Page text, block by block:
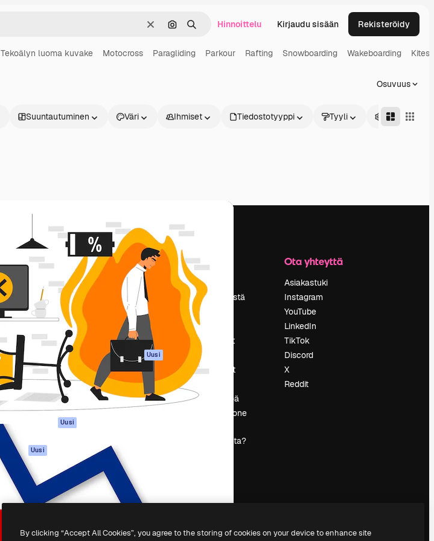
SelkeäHae kuvan perusteella
Haku Hinnoittelu Kirjaudu sisään Rekisteröidy
Tekoälyn luoma kuvake Motocross Paragliding Parkour Rafting Snowboarding Wakeboarding
Osuvuus
Suuntautuminen Väri Ihmiset Tiedostotyyppi Tyyli Edistynyt
Tuotteet
Spaces
Tekoälyavustaja
Tekoälyllä toimiva
kuvageneraattori
Tekoälyllä toimiva
videogeneraattori
Tekoälyllä toimiva
äänigeneraattori
Kuvapankkisisältö
MCP
Claudelle ja
ChatGPT:lle
Uusi
Agentit Uusi
API
Mobiilisovellus
Kaikki Magnific-
työkalut
Aloita
Academy
Dokumentaatio
Käyttöehdot
Tietosuojakäytäntö
Alkuperäiset Uusi
Evästepolitiikka
Luottamuskeskus
Kumppanit
Yrityksille
Yritys
Hinnoittelu
Tietoja meistä
Reviews
Urat
Hakutrendit
Blogi
Tapahtumat
Myy sisältöä
Lehdistöhuone
magnific.ai:ta?
Ota yhteyttä
Asiakastuki
Instagram
YouTube
LinkedIn
TikTok
Discord
X
Reddit
By clicking “Accept All Cookies”, you agree to the storing of cookies on your device to enhance site